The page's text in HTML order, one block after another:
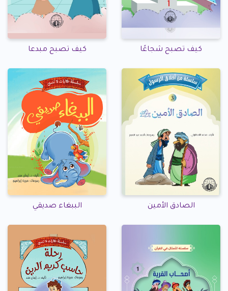
كيف تصبح شجاعًا كيف تصبح مبدعا
الصادق الأمين الببغاء صديقي